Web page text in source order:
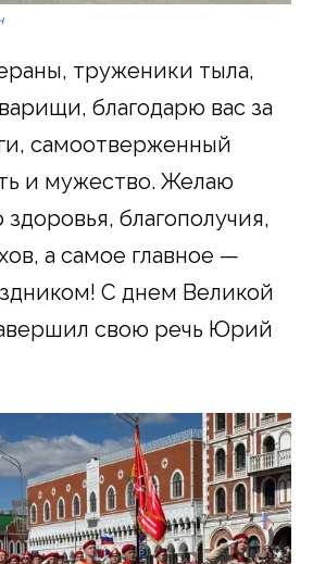
труженики тыла,
благодарю вас за
самоотверженный
и мужество. Желаю
благополучия,
а самое главное —
С днем Великой
свою речь Юрий